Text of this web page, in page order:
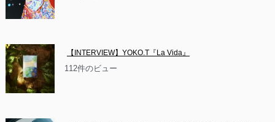
【INTERVIEW】YOKO.T『La Vida』
112件のビュー